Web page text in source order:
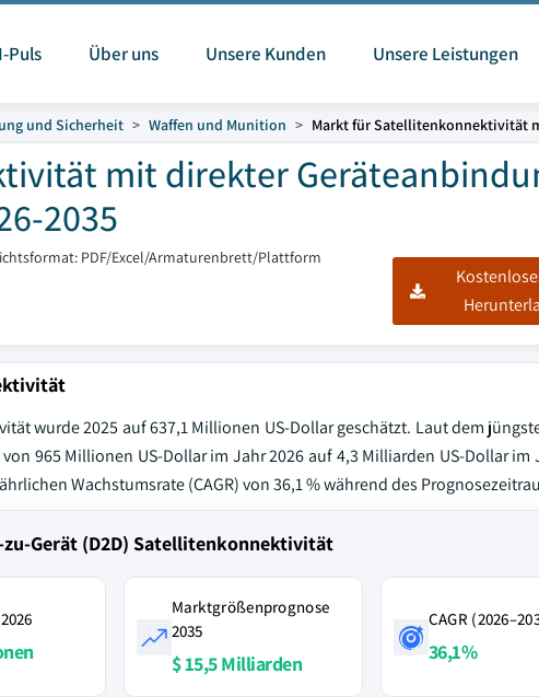
Puls Über uns Unsere Kunden Unsere Leistungen
und Sicherheit Waffen und Munition Markt für Satellitenkonnektivität
mit direkter
2035
PDF/Excel/Armaturenbrett/Plattform
wurde 2025 auf 637,1 Millionen US-Dollar geschätzt. Laut dem
965 Millionen US-Dollar im Jahr 2026 auf 4,3 Milliarden US-Dollar im
Wachstumsrate (CAGR) von 36,1 % während des
Gerät (D2D) Satellitenkonnektivität
Marktgrößenprognose
2035
$ 15,5 Milliarden
CAGR
36,1%